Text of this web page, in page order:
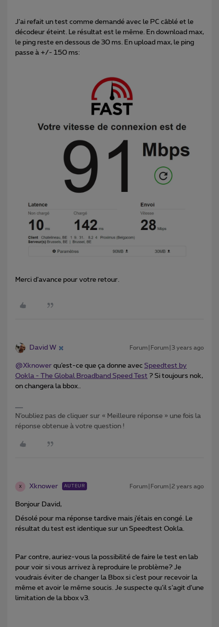
J’ai refait un test comme demandé avec le PC câblé et le
décodeur éteint. Le résultat est le même. En download max,
le ping reste en dessous de 30 ms. En upload max, le ping
passe à +/- 150 ms:
Merci d’avance pour votre retour.
David W Forum|Forum|3 years ago
@Xknower qu’est-ce que ça donne avec Speedtest by
Ookla - The Global Broadband Speed Test ? Si toujours nok,
on changera la bbox..
N’oubliez pas de cliquer sur « Meilleure réponse » une fois la
réponse obtenue à votre question !
X Xknower AUTEUR Forum|Forum|2 years ago
Bonjour David,
Désolé pour ma réponse tardive mais j’étais en congé. Le
résultat du test est identique sur un Speedtest Ookla.
Par contre, auriez-vous la possibilité de faire le test en lab
pour voir si vous arrivez à reproduire le problème? Je
voudrais éviter de changer la Bbox si c’est pour recevoir la
même et avoir le même soucis. Je suspecte qu’il s’agit d’une
limitation de la bbox v3.